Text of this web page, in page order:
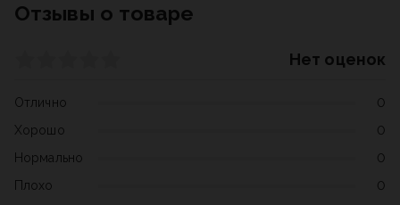
Отзывы о товаре
Нет оценок
Отлично
0
Хорошо
0
Нормально
0
Плохо
0